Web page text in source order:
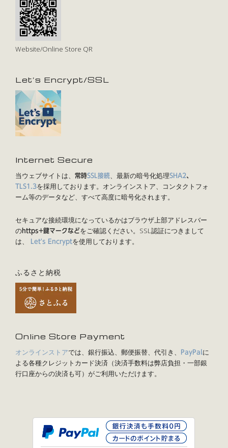
Website/Online Store QR
Let’s Encrypt/SSL
Internet Secure
当ウェブサイトは、 常時SSL接続、最新の暗号化処理SHA2、
TLS1.3を採用しております。オンラインストア、コンタクトフォ
ーム等のデータなど、すべて高度に暗号化されます。
セキュアな接続環境になっているかはブラウザ上部アドレスバー
のhttps+鍵マークなどをご確認ください。SSL認証につきまして
は、
Let's Encryptを使用しております。
ふるさと納税
Online Store Payment
オンラインストアでは、銀行振込、郵便振替、代引き、 PayPalに
よる各種クレジットカード決済（決済手数料は弊店負担・一部銀
行口座からの決済も可）がご利用いただけます。